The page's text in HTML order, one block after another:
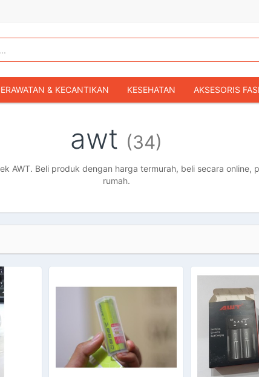
& KECANTIKAN KESEHATAN AKSESORIS
FASHION BAYI & ANAK GAMING & KONSOL
& KOLEKSI MOBIL SEPEDA MOTOR BUKU &
awt (34)
AWT. Beli produk dengan harga termurah, beli secara online,
rumah.